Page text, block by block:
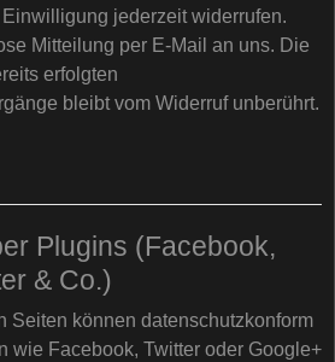
jederzeit widerrufen.
Mitteilung per E-Mail an uns. Die
erfolgten
bleibt vom Widerruf unberührt.
Plugins (Facebook,
& Co.)
Seiten können datenschutzkonform
wie Facebook, Twitter oder Google+